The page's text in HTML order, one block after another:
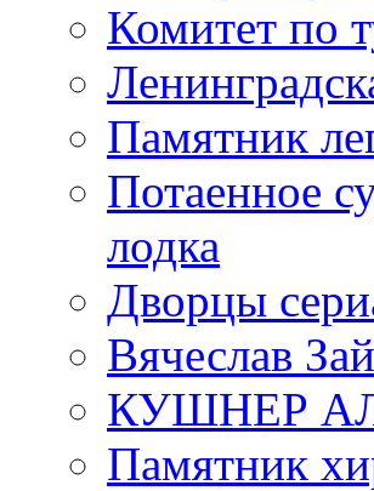
Комитет по
Памятник
Потаенное
лодка
Дворцы
Вячеслав
КУШНЕР
Памятник